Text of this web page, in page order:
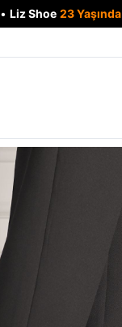
• Liz Shoe 23 Yaşında